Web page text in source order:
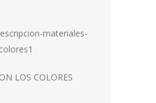
LOS COLORES